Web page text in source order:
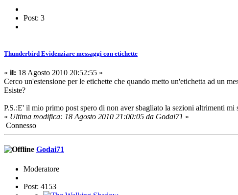
Post: 3
Thunderbird Evidenziare messaggi con etichette
« il: 18 Agosto 2010 20:52:55 »
Cerco un'estensione per le etichette che quando metto un'etichetta ad un
Esiste?
P.S.:E' il mio primo post spero di non aver sbagliato la sezioni altrimenti mi
« Ultima modifica: 18 Agosto 2010 21:00:05 da Godai71 »
Connesso
Godai71
Moderatore
Post: 4153